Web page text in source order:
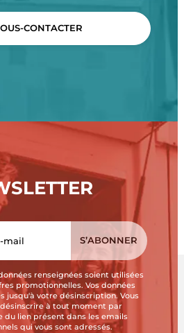
CONTACTER
renseignées soient utilisées
promotionnelles. Vos données
jusqu'à votre désinscription. Vous
désinscrire à tout moment par
du lien présent dans les emails
qui vous sont adressés.